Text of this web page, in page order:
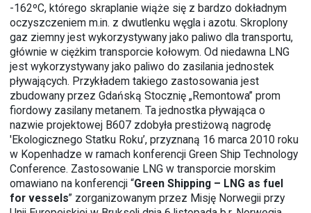
-162ºC, którego skraplanie wiąże się z bardzo dokładnym
oczyszczeniem m.in. z dwutlenku węgla i azotu. Skroplony
gaz ziemny jest wykorzystywany jako paliwo dla transportu,
głównie w ciężkim transporcie kołowym. Od niedawna LNG
jest wykorzystywany jako paliwo do zasilania jednostek
pływających. Przykładem takiego zastosowania jest
zbudowany przez Gdańską Stocznię „Remontowa” prom
fiordowy zasilany metanem. Ta jednostka pływająca o
nazwie projektowej B607 zdobyła prestiżową nagrodę
'Ekologicznego Statku Roku’, przyznaną 16 marca 2010 roku
w Kopenhadze w ramach konferencji Green Ship Technology
Conference. Zastosowanie LNG w transporcie morskim
omawiano na konferencji “Green Shipping – LNG as fuel
for vessels” zorganizowanym przez Misję Norwegii przy